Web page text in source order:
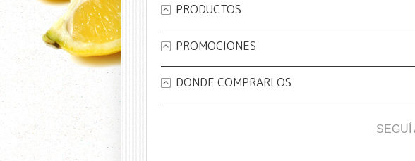
PRODUCTOS
PROMOCIONES
DONDE COMPRARLOS
SEGUÍ